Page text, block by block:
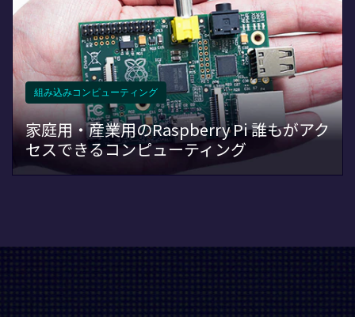
組み込みコンピューティング
家庭用・産業用のRaspberry Pi 誰もがアク
セスできるコンピューティング